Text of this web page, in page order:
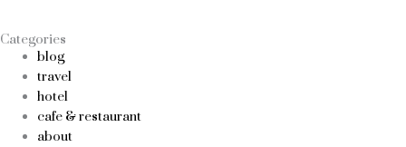
Categories
blog
travel
hotel
cafe & restaurant
about